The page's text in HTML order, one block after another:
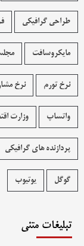
طراحی گرافیکی
مایکروسافت
نرخ تورم نرخ
واتساپ وزارت
پردازنده های گرافیکی
گوگل یوتیوب
تبلیغات متنی